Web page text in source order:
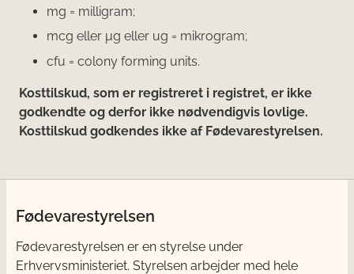
mg = milligram;
mcg eller μg eller ug = mikrogram;
cfu = colony forming units.
Kosttilskud, som er registreret i registret, er ikke
godkendte og derfor ikke nødvendigvis lovlige.
Kosttilskud godkendes ikke af Fødevarestyrelsen.
Fødevarestyrelsen
Fødevarestyrelsen er en styrelse under
Erhvervsministeriet. Styrelsen arbejder med hele